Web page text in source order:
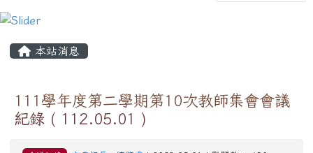
本站消息
111學年度第二學期第10次教師集會會議
紀錄 ( 112.05.01 )